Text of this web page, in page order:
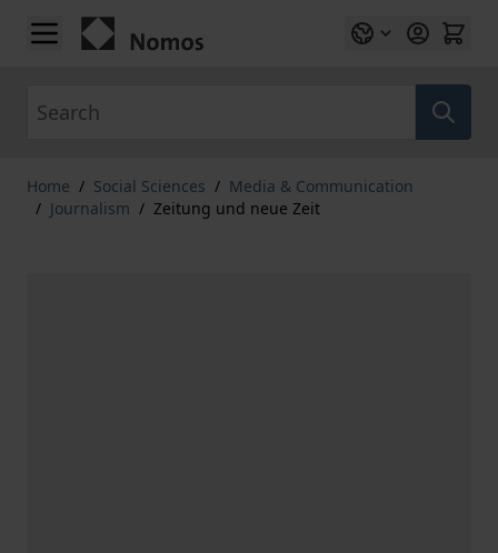
Skip to Content
Home / Social Sciences / Media & Communication
/ Journalism / Zeitung und neue Zeit